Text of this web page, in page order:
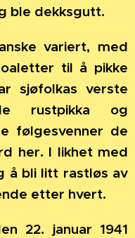
ble dekksgutt.
variert, med
til å pikke
sjøfolkas verste
rustpikka og
følgesvenner de
her. I likhet med
å bli litt rastløs av
etter hvert.
22. januar 1941